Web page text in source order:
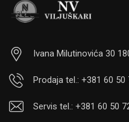
Ivana Milutinovića 30
Prodaja tel.: +381 60 50
Servis tel.: +381 60 50